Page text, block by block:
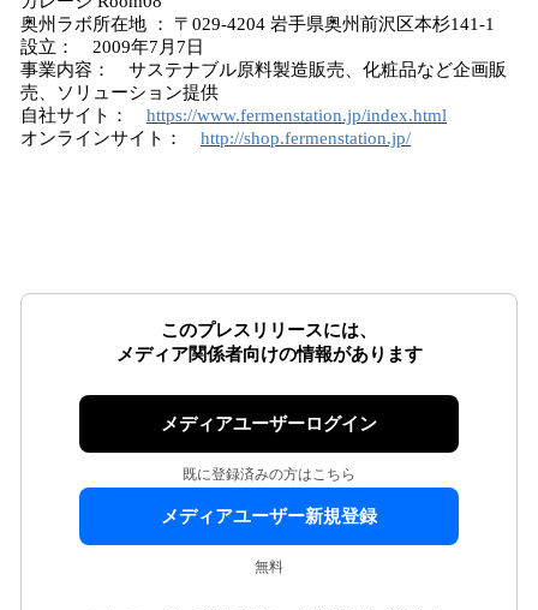
奥州ラボ所在地 ： 〒029-4204 岩手県奥州前沢区本杉141-1
設立： 2009年7月7日
事業内容： サステナブル原料製造販売、化粧品など企画販
売、ソリューション提供
自社サイト： https://www.fermenstation.jp/index.html
オンラインサイト： http://shop.fermenstation.jp/
このプレスリリースには、
メディア関係者向けの情報があります
メディアユーザーログイン
既に登録済みの方はこちら
メディアユーザー新規登録
無料